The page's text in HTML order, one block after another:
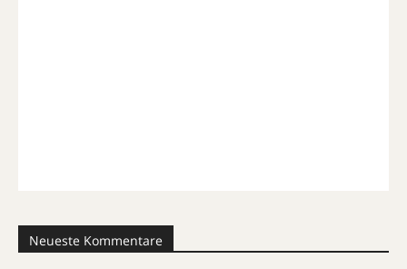
Neueste Kommentare